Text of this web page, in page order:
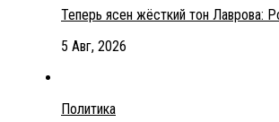
Теперь ясен жёсткий тон Лаврова:
5 Авг, 2026
Политика